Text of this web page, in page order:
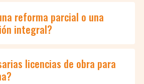
reforma parcial o una
integral?
licencias de obra para